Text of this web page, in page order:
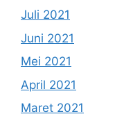
Juli 2021
Juni 2021
Mei 2021
April 2021
Maret 2021